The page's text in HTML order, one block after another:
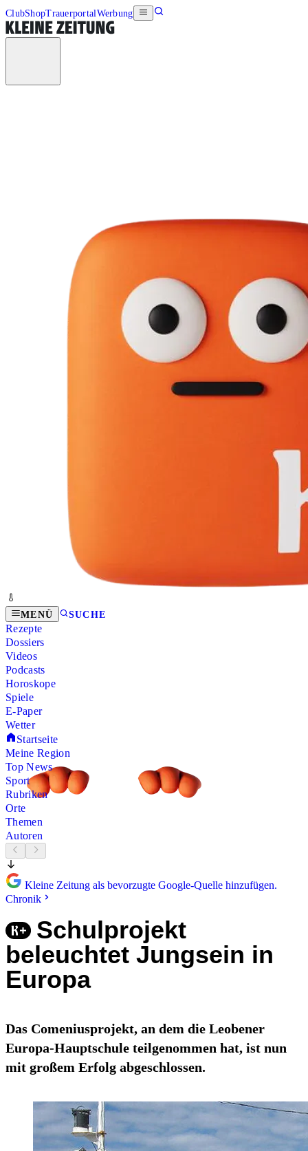
ClubShopTrauerportalWerbung
MENÜ SUCHE
Rezepte
Dossiers
Videos
Podcasts
Horoskope
Spiele
E-Paper
Wetter
Startseite
Meine Region
Top News
Sport
Rubriken
Orte
Themen
Autoren
Kleine Zeitung als bevorzugte Google-Quelle hinzufügen.
Chronik
Schulprojekt
beleuchtet Jungsein in
Europa
Das Comeniusprojekt, an dem die Leobener
Europa-Hauptschule teilgenommen hat, ist nun
mit großem Erfolg abgeschlossen.